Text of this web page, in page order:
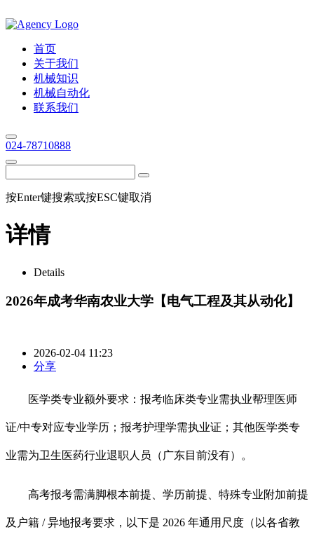
首页
关于我们
机械知识
机械自动化
联系我们
024-78710888
按Enter键搜索或按ESC键取消
详情
Details
2026年成考华南农业大学【电气工程及其从动化】
2026-02-04 11:23
分享
医学类专业额外要求：报考临床类专业需执业帮理医师
证/中专对应专业学历；报考护理学需执业证；其他医学类专
业需为卫生医药行业退职人员（广东目前没有）。
高考报考需满脚根本前提、学历前提、特殊专业附加前提
及户籍 / 异地报考要求，以下是 2026 年通用尺度（以各省教